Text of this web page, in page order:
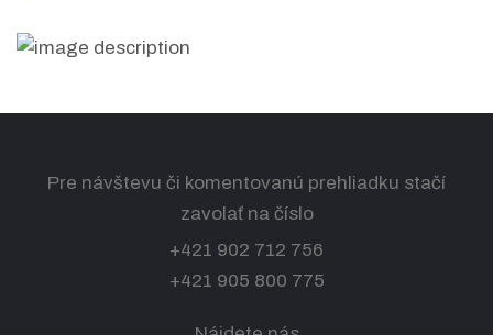
Pre návštevu či komentovanú prehliadku stačí
zavolať na číslo
+421 902 712 756
+421 905 800 775